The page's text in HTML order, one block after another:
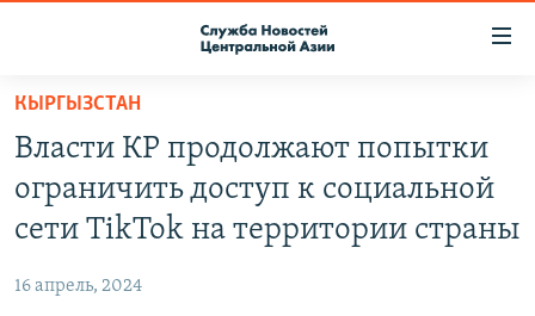
Вернуться
основному
содержанию
Вернутся
главной
навигации
КОНТАКТЫ
НАСТОЯЩЕЕ ВРЕМЯ
КЫРГЫЗСТАН
Власти КР продолжают попытки
ограничить доступ к социальной
сети TikTok на территории страны
16 апрель, 2024